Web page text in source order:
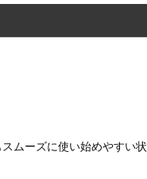
ムーズに使い始めやすい